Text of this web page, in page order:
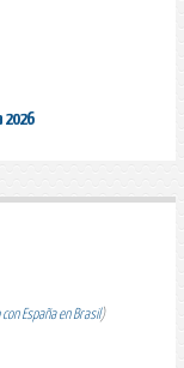
2026
España en Brasil)